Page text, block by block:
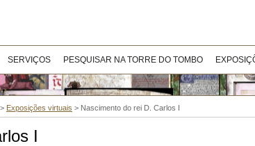
SERVIÇOS PESQUISAR NA TORRE DO TOMBO
> Exposições virtuais > Nascimento do rei D. Carlos I
I